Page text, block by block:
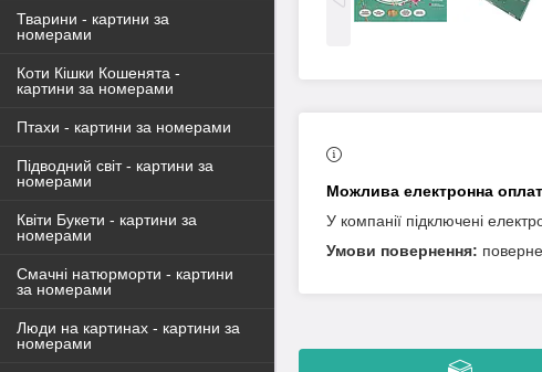
У компанії підключені
Тварини - картини за
номерами
Коти Кішки Кошенята -
картини за номерами
Птахи - картини за номерами
Підводний світ - картини за
номерами
Квіти Букети - картини за
номерами
Смачні натюрморти - картини
за номерами
Люди на картинах - картини за
номерами